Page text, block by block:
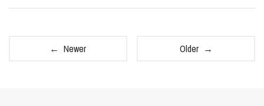
← Newer Older →